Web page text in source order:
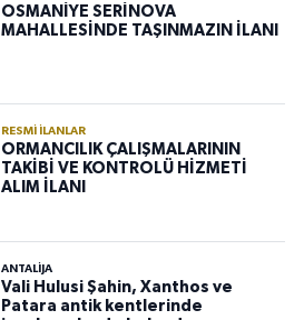
OSMANİYE SERİNOVA
MAHALLESİNDE TAŞINMAZIN İLANI
RESMI İLANLAR
ORMANCILIK ÇALIŞMALARININ
TAKİBİ VE KONTROLÜ HİZMETİ
ALIM İLANI
ANTALIJA
Vali Hulusi Şahin, Xanthos ve
Patara antik kentlerinde